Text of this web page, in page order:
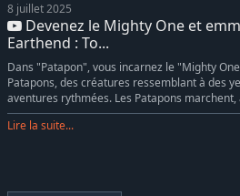
8 juillet 2025
Devenez le Mighty One et
Earthend : To...
Dans "Patapon", vous incarnez le "Mighty
Patapons, des créatures ressemblant à des
aventures rythmées. Les Patapons marchent,
Lire la suite...